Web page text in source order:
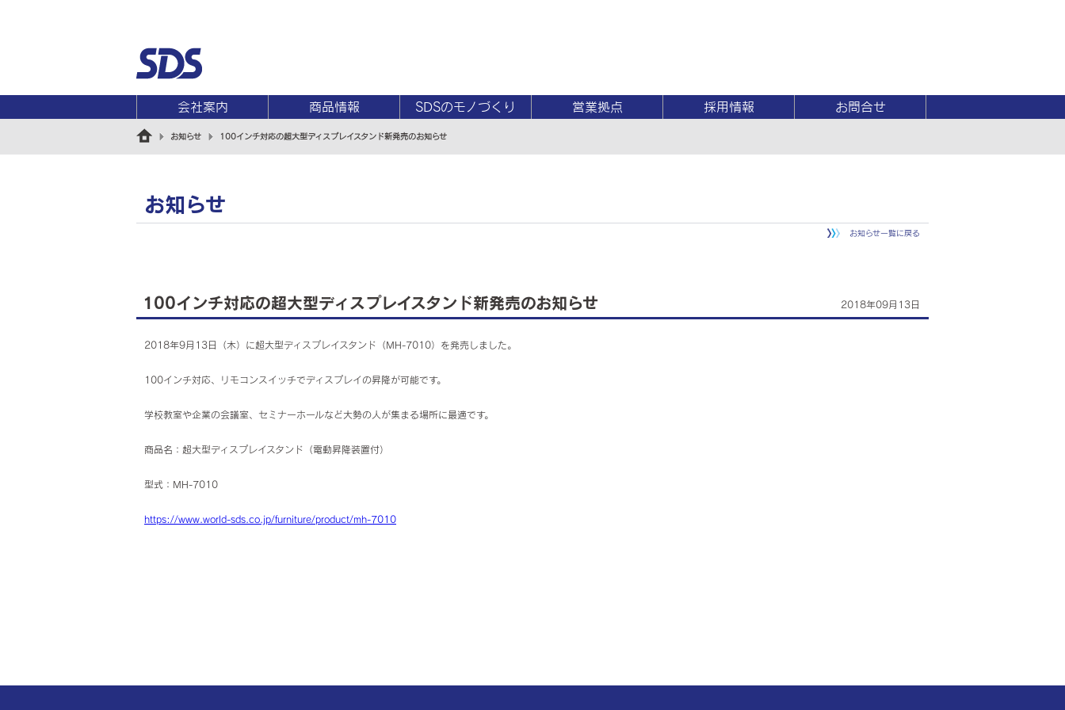
会社案内 商品情報 SDSのモノづくり 営業拠点 採用情報 お問合せ
お知らせ 100インチ対応の超大型ディスプレイスタンド新発売のお知らせ
お知らせ
お知らせ一覧に戻る
100インチ対応の超大型ディスプレイスタンド新発売のお知らせ 2018年09月13日
2018年9月13日（木）に超大型ディスプレイスタンド（MH-7010）を発売しました。
100インチ対応、リモコンスイッチでディスプレイの昇降が可能です。
学校教室や企業の会議室、セミナーホールなど大勢の人が集まる場所に最適です。
商品名：超大型ディスプレイスタンド（電動昇降装置付）
型式：MH-7010
https://www.world-sds.co.jp/furniture/product/mh-7010